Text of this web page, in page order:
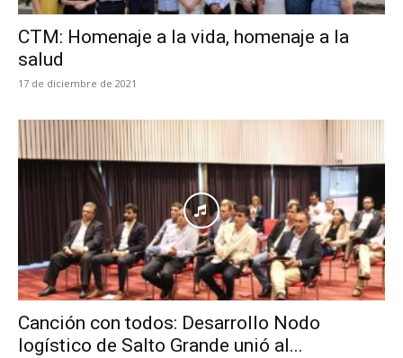
CTM: Homenaje a la vida, homenaje a la
salud
17 de diciembre de 2021
Canción con todos: Desarrollo Nodo
logístico de Salto Grande unió al...